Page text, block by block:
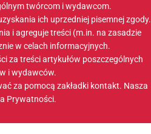
twórcom i wydawcom.
ich uprzedniej pisemnej zgody.
i agreguje treści (m.in. na zasadzie
w celach informacyjnych.
za treści artykułów poszczególnych
i wydawców.
za pomocą zakładki kontakt. Nasza
Prywatności.